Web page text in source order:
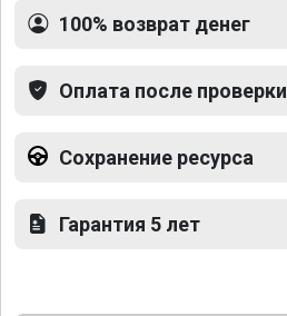
100% возврат денег
Оплата после проверки
Сохранение ресурса
Гарантия 5 лет